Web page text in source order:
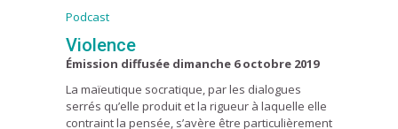
Podcast
Violence
Émission diffusée dimanche 6 octobre 2019
La maïeutique socratique, par les dialogues
serrés qu’elle produit et la rigueur à laquelle elle
contraint la pensée, s’avère être particulièrement